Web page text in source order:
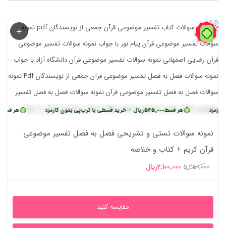
60%
هر قسط525,000 هر قسط525,000ریال • خرید قسطی با ترب‌پی بدون کارمزد
نمونه سوالات تستی و تشریحی فصل به فصل تفسیر موضوعی
قرآن کریم + کتاب و خلاصه
5,250,000 قیمت
5,250,000ریال
2,100,000ریال
2,100,000ریال
مقایسه کنید